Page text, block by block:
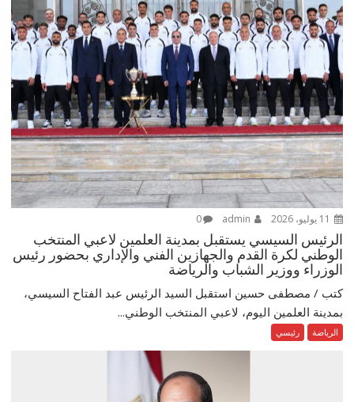
0
الرئيس السيسي يستقبل بمدينة العلمين لاعبي المنتخب
الوطني لكرة القدم والجهازين الفني والإداري بحضور رئيس
الوزراء ووزير الشباب والرياضة
كتب / مصطفى حسين استقبل السيد الرئيس عبد الفتاح السيسي،
بمدينة العلمين اليوم، لاعبي المنتخب الوطني...
الرياضة رئيسي